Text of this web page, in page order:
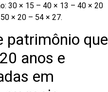
30 × 15 – 40 × 13 – 40 × 20
× 20 – 54 × 27.
patrimônio que
anos e
em